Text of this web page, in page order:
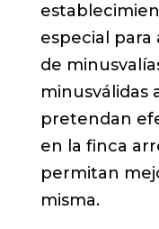
especial
de
minusválidas
pretendan
en la finca
permitan
misma.